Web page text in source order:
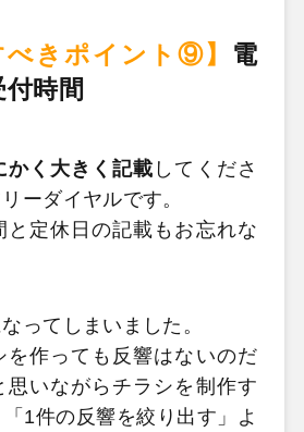
きポイント⑨】 電
時間
かく大きく記載 してくださ
ーダイヤルです。
と定休日の記載もお忘れな
ってしまいました。
を作っても反響はないのだ
思いながらチラシを制作す
1件の反響を絞り出す」よ